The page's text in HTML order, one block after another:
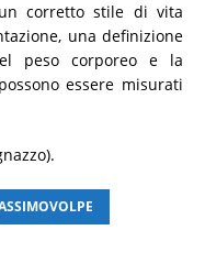
corretto stile di vita
una definizione
peso corporeo e la
essere misurati